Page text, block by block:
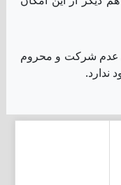
عدم شرکت و محروم
ندارد.